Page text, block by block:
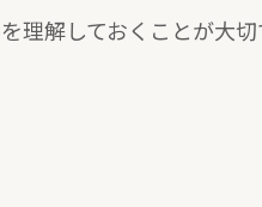
理解しておくことが大切